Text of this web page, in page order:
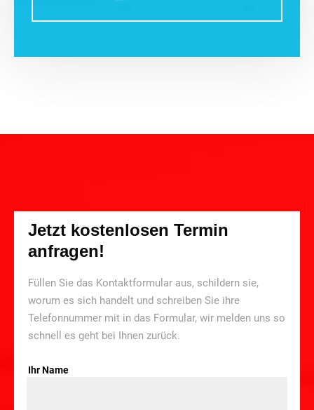
Jetzt kostenlosen Termin
anfragen!
Füllen Sie das Kontaktformular aus, schildern sie,
worum es sich handelt und schreiben Sie ihre
Telefonnummer mit in das Formular, wir melden uns so
schnell es geht bei Ihnen zurück.
Ihr Name